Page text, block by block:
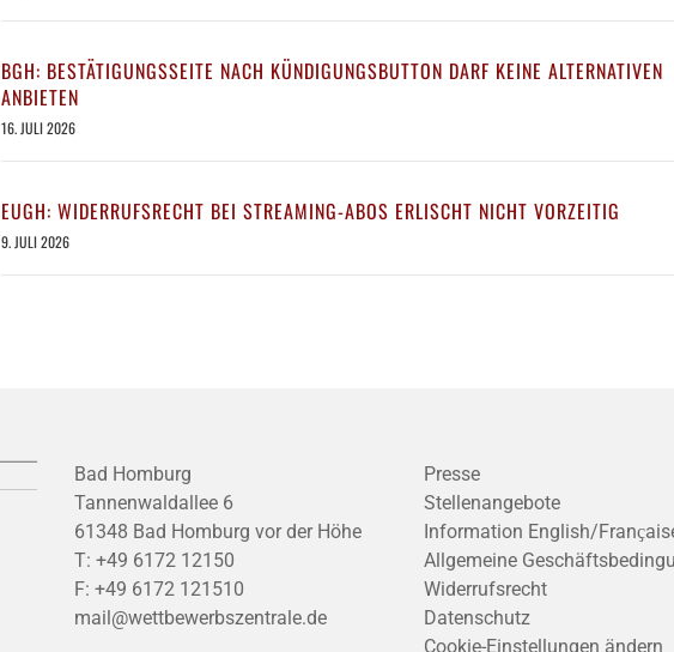
BGH: BESTÄTIGUNGSSEITE NACH KÜNDIGUNGSBUTTON DARF KEINE ALTERNATIVEN
ANBIETEN
16. JULI 2026
EUGH: WIDERRUFSRECHT BEI STREAMING-ABOS ERLISCHT NICHT VORZEITIG
9. JULI 2026
Bad Homburg
Tannenwaldallee 6
61348 Bad Homburg vor der Höhe
T: +49 6172 12150
F: +49 6172 121510
mail@wettbewerbszentrale.de
Presse
Stellenangebote
Information English/
Allgemeine
Widerrufsrecht
Datenschutz
Cookie-Einstellungen ändern